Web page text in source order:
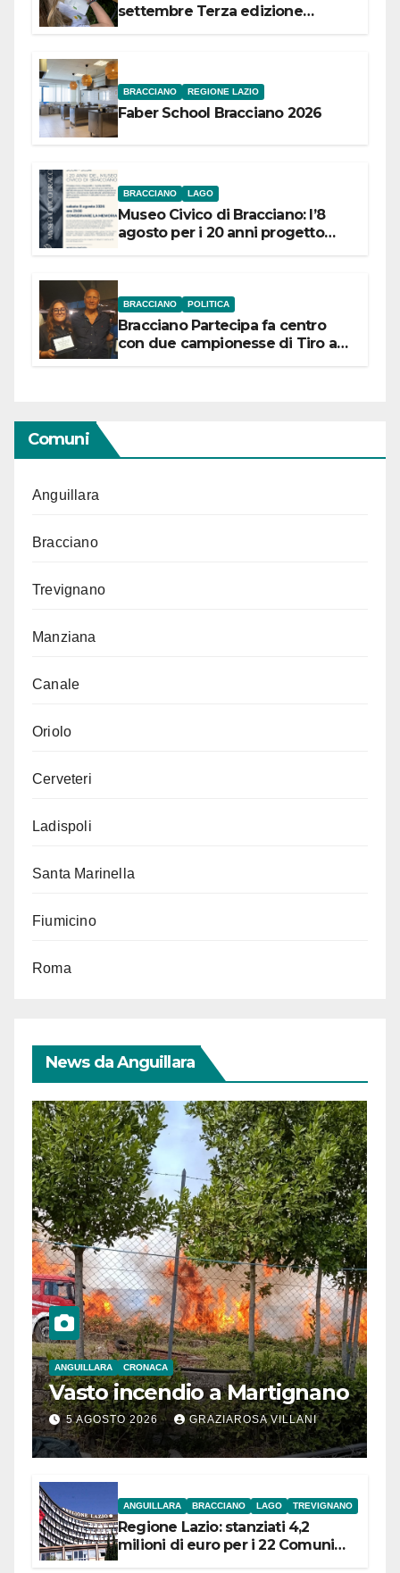
settembre Terza edizione
BRACCIANO REGIONE LAZIO
Faber School Bracciano 2026
BRACCIANO LAGO
Museo Civico di Bracciano: l’8
agosto per i 20 anni progetto
BRACCIANO POLITICA
Bracciano Partecipa fa centro
con due campionesse di Tiro a
Comuni
Anguillara
Bracciano
Trevignano
Manziana
Canale
Oriolo
Cerveteri
Ladispoli
Santa Marinella
Fiumicino
Roma
News da Anguillara
ANGUILLARA CRONACA
Vasto incendio a Martignano
5 AGOSTO 2026 GRAZIAROSA VILLANI
ANGUILLARA BRACCIANO LAGO TREVIGNANO
Regione Lazio: stanziati 4,2
milioni di euro per i 22 Comuni